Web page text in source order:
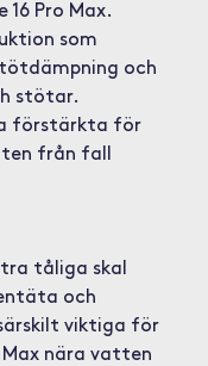
16 Pro Max.
som
och
stötar.
förstärkta för
från fall
tåliga skal
och
viktiga för
Max nära vatten